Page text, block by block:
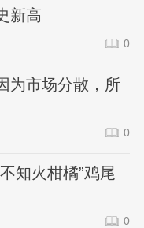
新高
0
为市场分散，所
0
知火柑橘”鸡尾
0